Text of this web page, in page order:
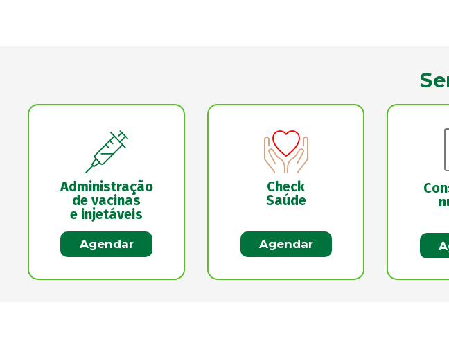
Administração
de vacinas
e injetáveis
Agendar
Check
Saúde
Agendar